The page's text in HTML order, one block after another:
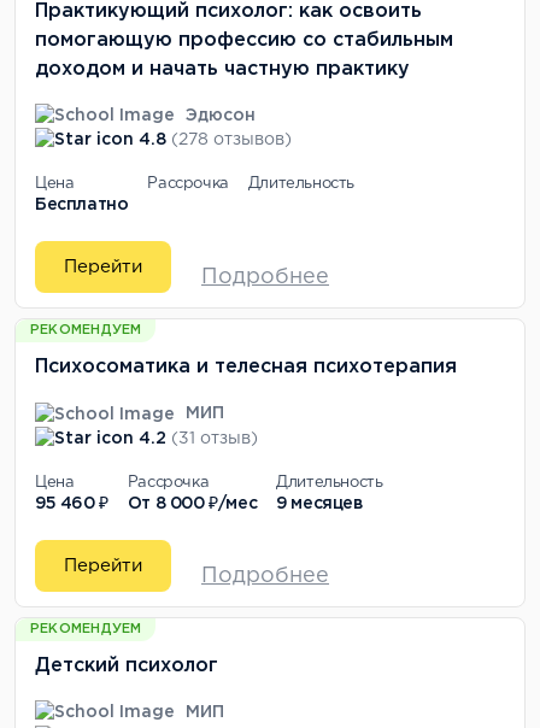
Практикующий психолог: как освоить
помогающую профессию со стабильным
доходом и начать частную практику
Эдюсон
4.8 (278 отзывов)
Цена
Бесплатно
Рассрочка Длительность
Перейти
Подробнее
РЕКОМЕНДУЕМ
Психосоматика и телесная психотерапия
МИП
4.2 (31 отзыв)
Цена
95 460 ₽
Рассрочка
От 8 000 ₽/мес
Длительность
9 месяцев
Перейти
Подробнее
РЕКОМЕНДУЕМ
Детский психолог
МИП